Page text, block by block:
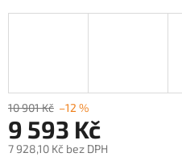
10 901 Kč –12 %
9 593 Kč
7 928,10 Kč bez DPH